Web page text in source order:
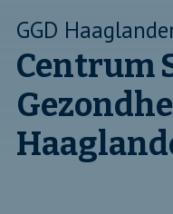
GGD
Centrum